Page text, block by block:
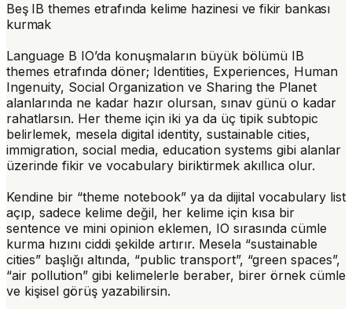
Beş IB themes etrafında kelime hazinesi ve fikir bankası
kurmak
Language B IO’da konuşmaların büyük bölümü IB
themes etrafında döner; Identities, Experiences, Human
Ingenuity, Social Organization ve Sharing the Planet
alanlarında ne kadar hazır olursan, sınav günü o kadar
rahatlarsın. Her theme için iki ya da üç tipik subtopic
belirlemek, mesela digital identity, sustainable cities,
immigration, social media, education systems gibi alanlar
üzerinde fikir ve vocabulary biriktirmek akıllıca olur.
Kendine bir “theme notebook” ya da dijital vocabulary list
açıp, sadece kelime değil, her kelime için kısa bir
sentence ve mini opinion eklemen, IO sırasında cümle
kurma hızını ciddi şekilde artırır. Mesela “sustainable
cities” başlığı altında, “public transport”, “green spaces”,
“air pollution” gibi kelimelerle beraber, birer örnek cümle
ve kişisel görüş yazabilirsin.